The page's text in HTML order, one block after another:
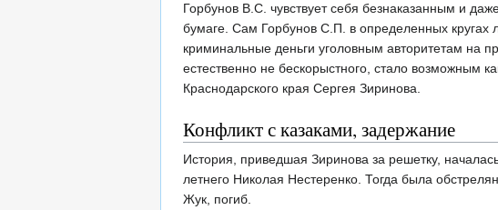
Горбунов В.С. чувствует себя безнаказанным и
бумаге. Сам Горбунов С.П. в определенных кругах
криминальные деньги уголовным авторитетам на
естественно не бескорыстного, стало возможным
Краснодарского края Сергея Зиринова.
Конфликт с казаками, задержание
История, приведшая Зиринова за решетку,
летнего Николая Нестеренко. Тогда была
Жук, погиб.